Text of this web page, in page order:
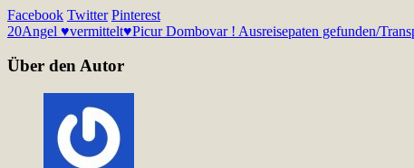
Facebook Twitter Pinterest
20Angel ♥vermittelt♥Picur Dombovar ! Ausreisepaten gefunden/
Über den Autor